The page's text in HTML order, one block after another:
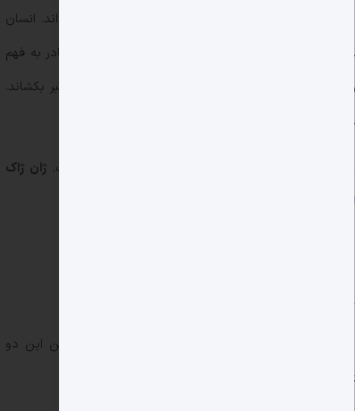
به نفس انسان مشکوک است و پرورش را امری لازم می‌داند. انسان
توانایی تفکر انسان به دیده تردید می‌نگرد و او را قادر به فهم
درون انسان وجود دارد که می‌تواند او را به غرور و تکبر بکشاند.
وابستگی به
عصر روشنگری و خشکیِ دوران کلاسیک شکل گرفت. ژان ژاک
و رسوم اجتماعی، اعتمادی ندارد.
فلسفه، سیاست، هنر و ادبیات بروز کرد و کشمکش‌ها بین این دو
که رمانتیست‌ها دست بالا را از آن خود کردند.